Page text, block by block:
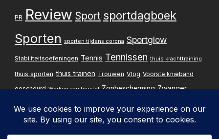
PR Review Sport sportdagboek
Sporten sporten tijdens corona Sportglow
Stabiliteitsoefeningen Tennis Tennissen thuis krachttraining
thuis sporten thuis trainen Trouwen Vlog Voorste knieband
gescheurd Werken aan herstel Zonbescherming Zwanger